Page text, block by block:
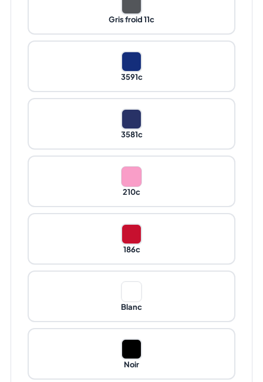
Gris froid 11c
3591c
3581c
210c
186c
Blanc
Noir